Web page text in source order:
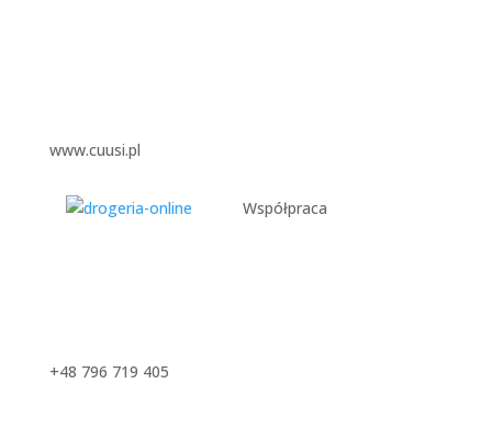
www.cuusi.pl
Współpraca
+48 796 719 405